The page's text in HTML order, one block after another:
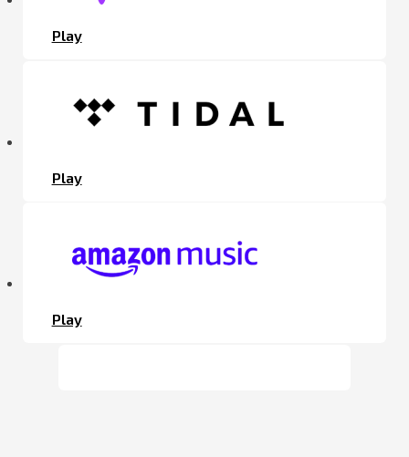
Play
Play
Play